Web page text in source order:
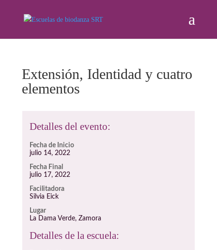
Extensión, Identidad y cuatro
elementos
Detalles del evento:
Fecha de Inicio
julio 14, 2022
Fecha Final
julio 17, 2022
Facilitadora
Silvia Eick
Lugar
La Dama Verde, Zamora
Detalles de la escuela: